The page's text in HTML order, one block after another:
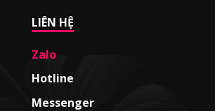
LIÊN HỆ
Zalo
Hotline
Messenger